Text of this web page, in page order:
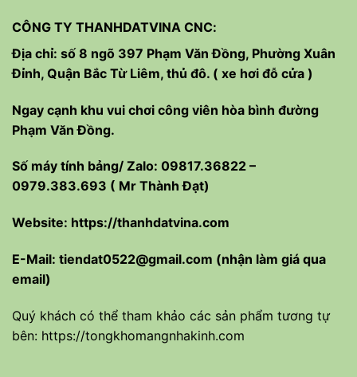
CÔNG TY THANHDATVINA CNC:
Địa chỉ: số 8 ngõ 397 Phạm Văn Đồng, Phường Xuân
Đỉnh, Quận Bắc Từ Liêm, thủ đô. ( xe hơi đỗ cửa )
Ngay cạnh khu vui chơi công viên hòa bình đường
Phạm Văn Đồng.
Số máy tính bảng/ Zalo: 09817.36822 –
0979.383.693 ( Mr Thành Đạt)
Website: https://thanhdatvina.com
E-Mail: tiendat0522@gmail.com (nhận làm giá qua
email)
Quý khách có thể tham khảo các sản phẩm tương tự
bên: https://tongkhomangnhakinh.com